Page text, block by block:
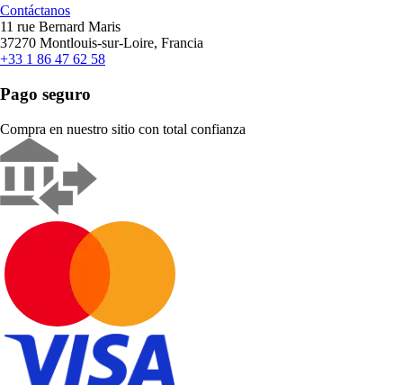
Contáctanos
11 rue Bernard Maris
37270 Montlouis-sur-Loire, Francia
+33 1 86 47 62 58
Pago seguro
Compra en nuestro sitio con total confianza